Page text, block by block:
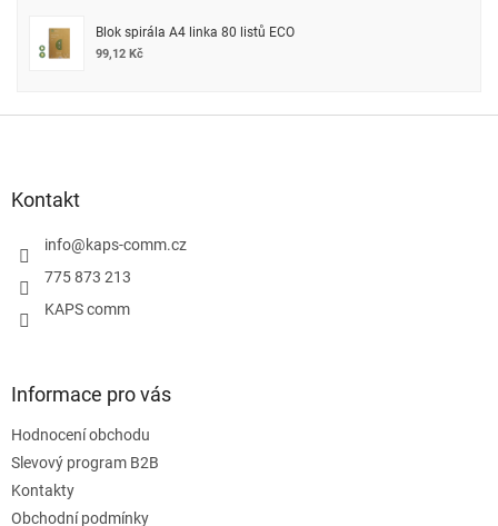
Blok spirála A4 linka 80 listů ECO
99,12 Kč
Kontakt
info@kaps-comm.cz
775 873 213
KAPS comm
Informace pro vás
Hodnocení obchodu
Slevový program B2B
Kontakty
Obchodní podmínky